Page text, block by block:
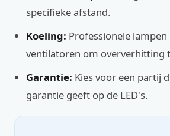
specifieke afstand.
Koeling: Professionele lampen
ventilatoren om oververhitting
Garantie: Kies voor een partij
garantie geeft op de LED's.